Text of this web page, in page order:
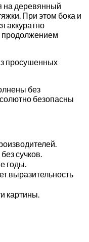
на деревянный
При этом бока и
аккуратно
продолжением
просушенных
без
безопасны
сучков.
годы.
выразительность
картины.